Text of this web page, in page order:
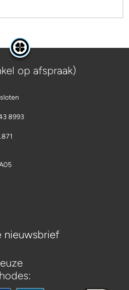
op afspraak)
8993
nieuwsbrief